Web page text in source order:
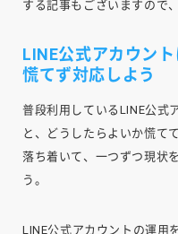
する記事もございますので
LINE公式アカウン
慌てず対応しよう
普段利用しているLINE公式
と、どうしたらよいか慌て
落ち着いて、一つずつ現状
う。
LINE公式アカウントの運用